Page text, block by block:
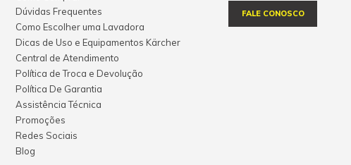
Dúvidas Frequentes
Como Escolher uma Lavadora
Dicas de Uso e Equipamentos Kärcher
Central de Atendimento
Política de Troca e Devolução
Política De Garantia
Assistência Técnica
Promoções
Redes Sociais
Blog
FALE CONOSCO